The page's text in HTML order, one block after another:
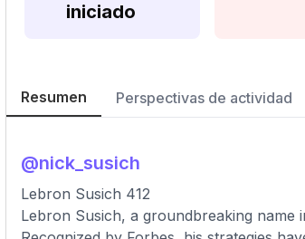
iniciado
Resumen Perspectivas de actividad
@nick_susich
Lebron Susich 412
Lebron Susich, a groundbreaking name